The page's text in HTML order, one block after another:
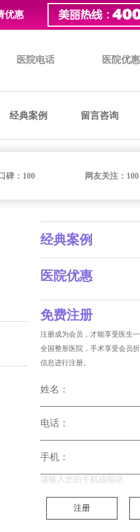
优惠
医院电话 医院优惠
经典案例 留言咨询
碑： 100 网友关注： 100
经典案例
医院优惠
免费注册
注册成为会员，才能享受医生
全国整形医院，手术享受会员
信息进行注册。
姓名：
电话：
手机：
请输入您的手机或电话
注册